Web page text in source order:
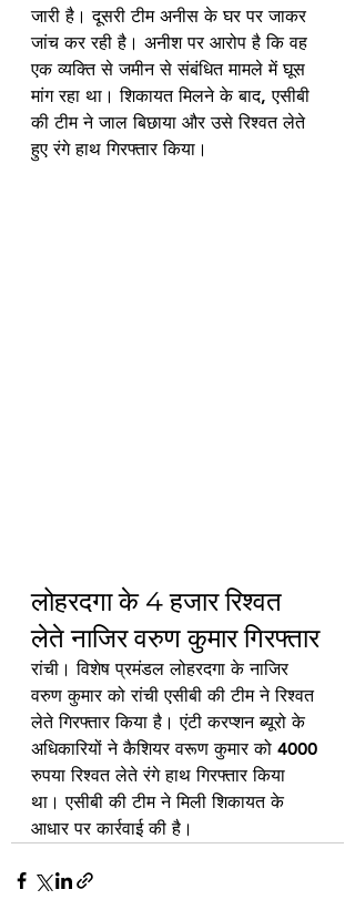
जारी है। दूसरी टीम अनीस के घर पर जाकर
जांच कर रही है। अनीश पर आरोप है कि वह
एक व्यक्ति से जमीन से संबंधित मामले में घूस
मांग रहा था। शिकायत मिलने के बाद, एसीबी
की टीम ने जाल बिछाया और उसे रिश्वत लेते
हुए रंगे हाथ गिरफ्तार किया।
लोहरदगा के 4 हजार रिश्वत
लेते नाजिर वरुण कुमार गिरफ्तार
रांची। विशेष प्रमंडल लोहरदगा के नाजिर
वरुण कुमार को रांची एसीबी की टीम ने रिश्वत
लेते गिरफ्तार किया है। एंटी करप्शन ब्यूरो के
अधिकारियों ने कैशियर वरूण कुमार को 4000
रुपया रिश्वत लेते रंगे हाथ गिरफ्तार किया
था। एसीबी की टीम ने मिली शिकायत के
आधार पर कार्रवाई की है।